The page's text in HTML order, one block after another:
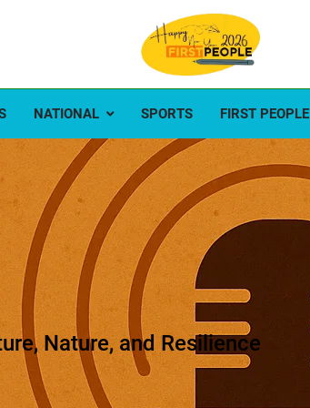
NATIONAL SPORTS FIRST PEOPLE
Nature, and Resilience